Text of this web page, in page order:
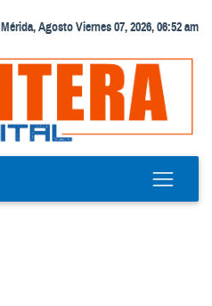
Mérida, Agosto Viernes 07, 2026, 06:52 am